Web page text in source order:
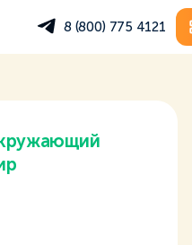
8 (800) 775 4121